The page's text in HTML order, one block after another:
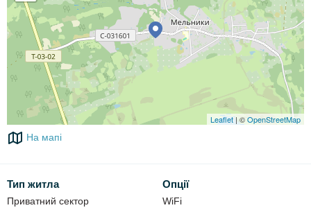
криниця,
2 гойдалки,
3 альтанка,
автостоянка.
Leaflet| ©OpenStreetMap
На мапі
Тип житла
Приватний сектор
Опції
WiFi